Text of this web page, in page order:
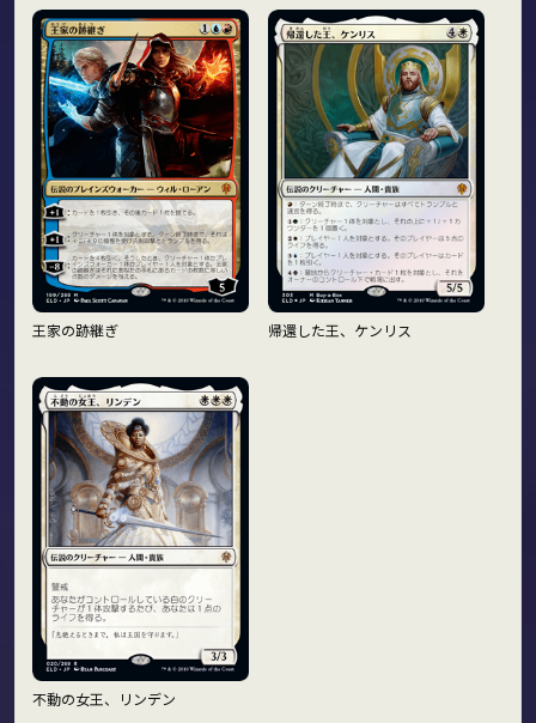
王家の跡継ぎ 帰還した王、ケンリス
不動の女王、リンデン